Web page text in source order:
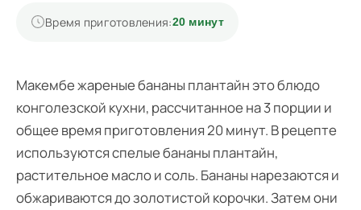
Время приготовления:20 минут
Макембе жареные бананы плантайн это блюдо
конголезской кухни, рассчитанное на 3 порции и
общее время приготовления 20 минут. В рецепте
используются спелые бананы плантайн,
растительное масло и соль. Бананы нарезаются и
обжариваются до золотистой корочки. Затем они